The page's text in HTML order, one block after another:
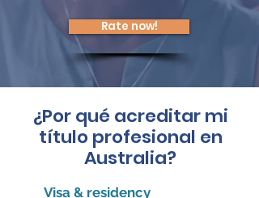
Rate now!
¿Por qué acreditar mi
título profesional en
Australia?
Visa & residency